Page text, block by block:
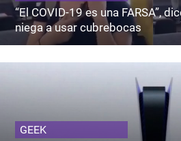
“El COVID-19 es una FARSA”,
niega a usar cubrebocas
GEEK